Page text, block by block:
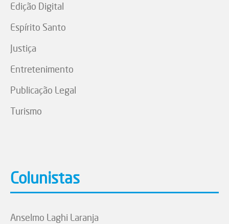
Edição Digital
Espírito Santo
Justiça
Entretenimento
Publicação Legal
Turismo
Colunistas
Anselmo Laghi Laranja